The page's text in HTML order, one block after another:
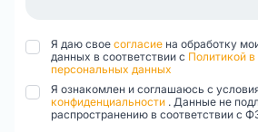
Я даю свое согласие на обработку
данных в соответствии с Политикой в
персональных данных
Я ознакомлен и соглашаюсь с
конфиденциальности . Данные не
распространению в соответствии с